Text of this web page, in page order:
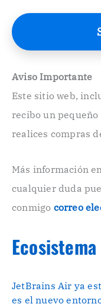
e
o
e
t
ó
n
o
.
Aviso Importante
Este sitio web,
recibo un pequeño
realices compras
Más información
cualquier duda
conmigo correo
Ecosistema
JetBrains Air ya
es el nuevo